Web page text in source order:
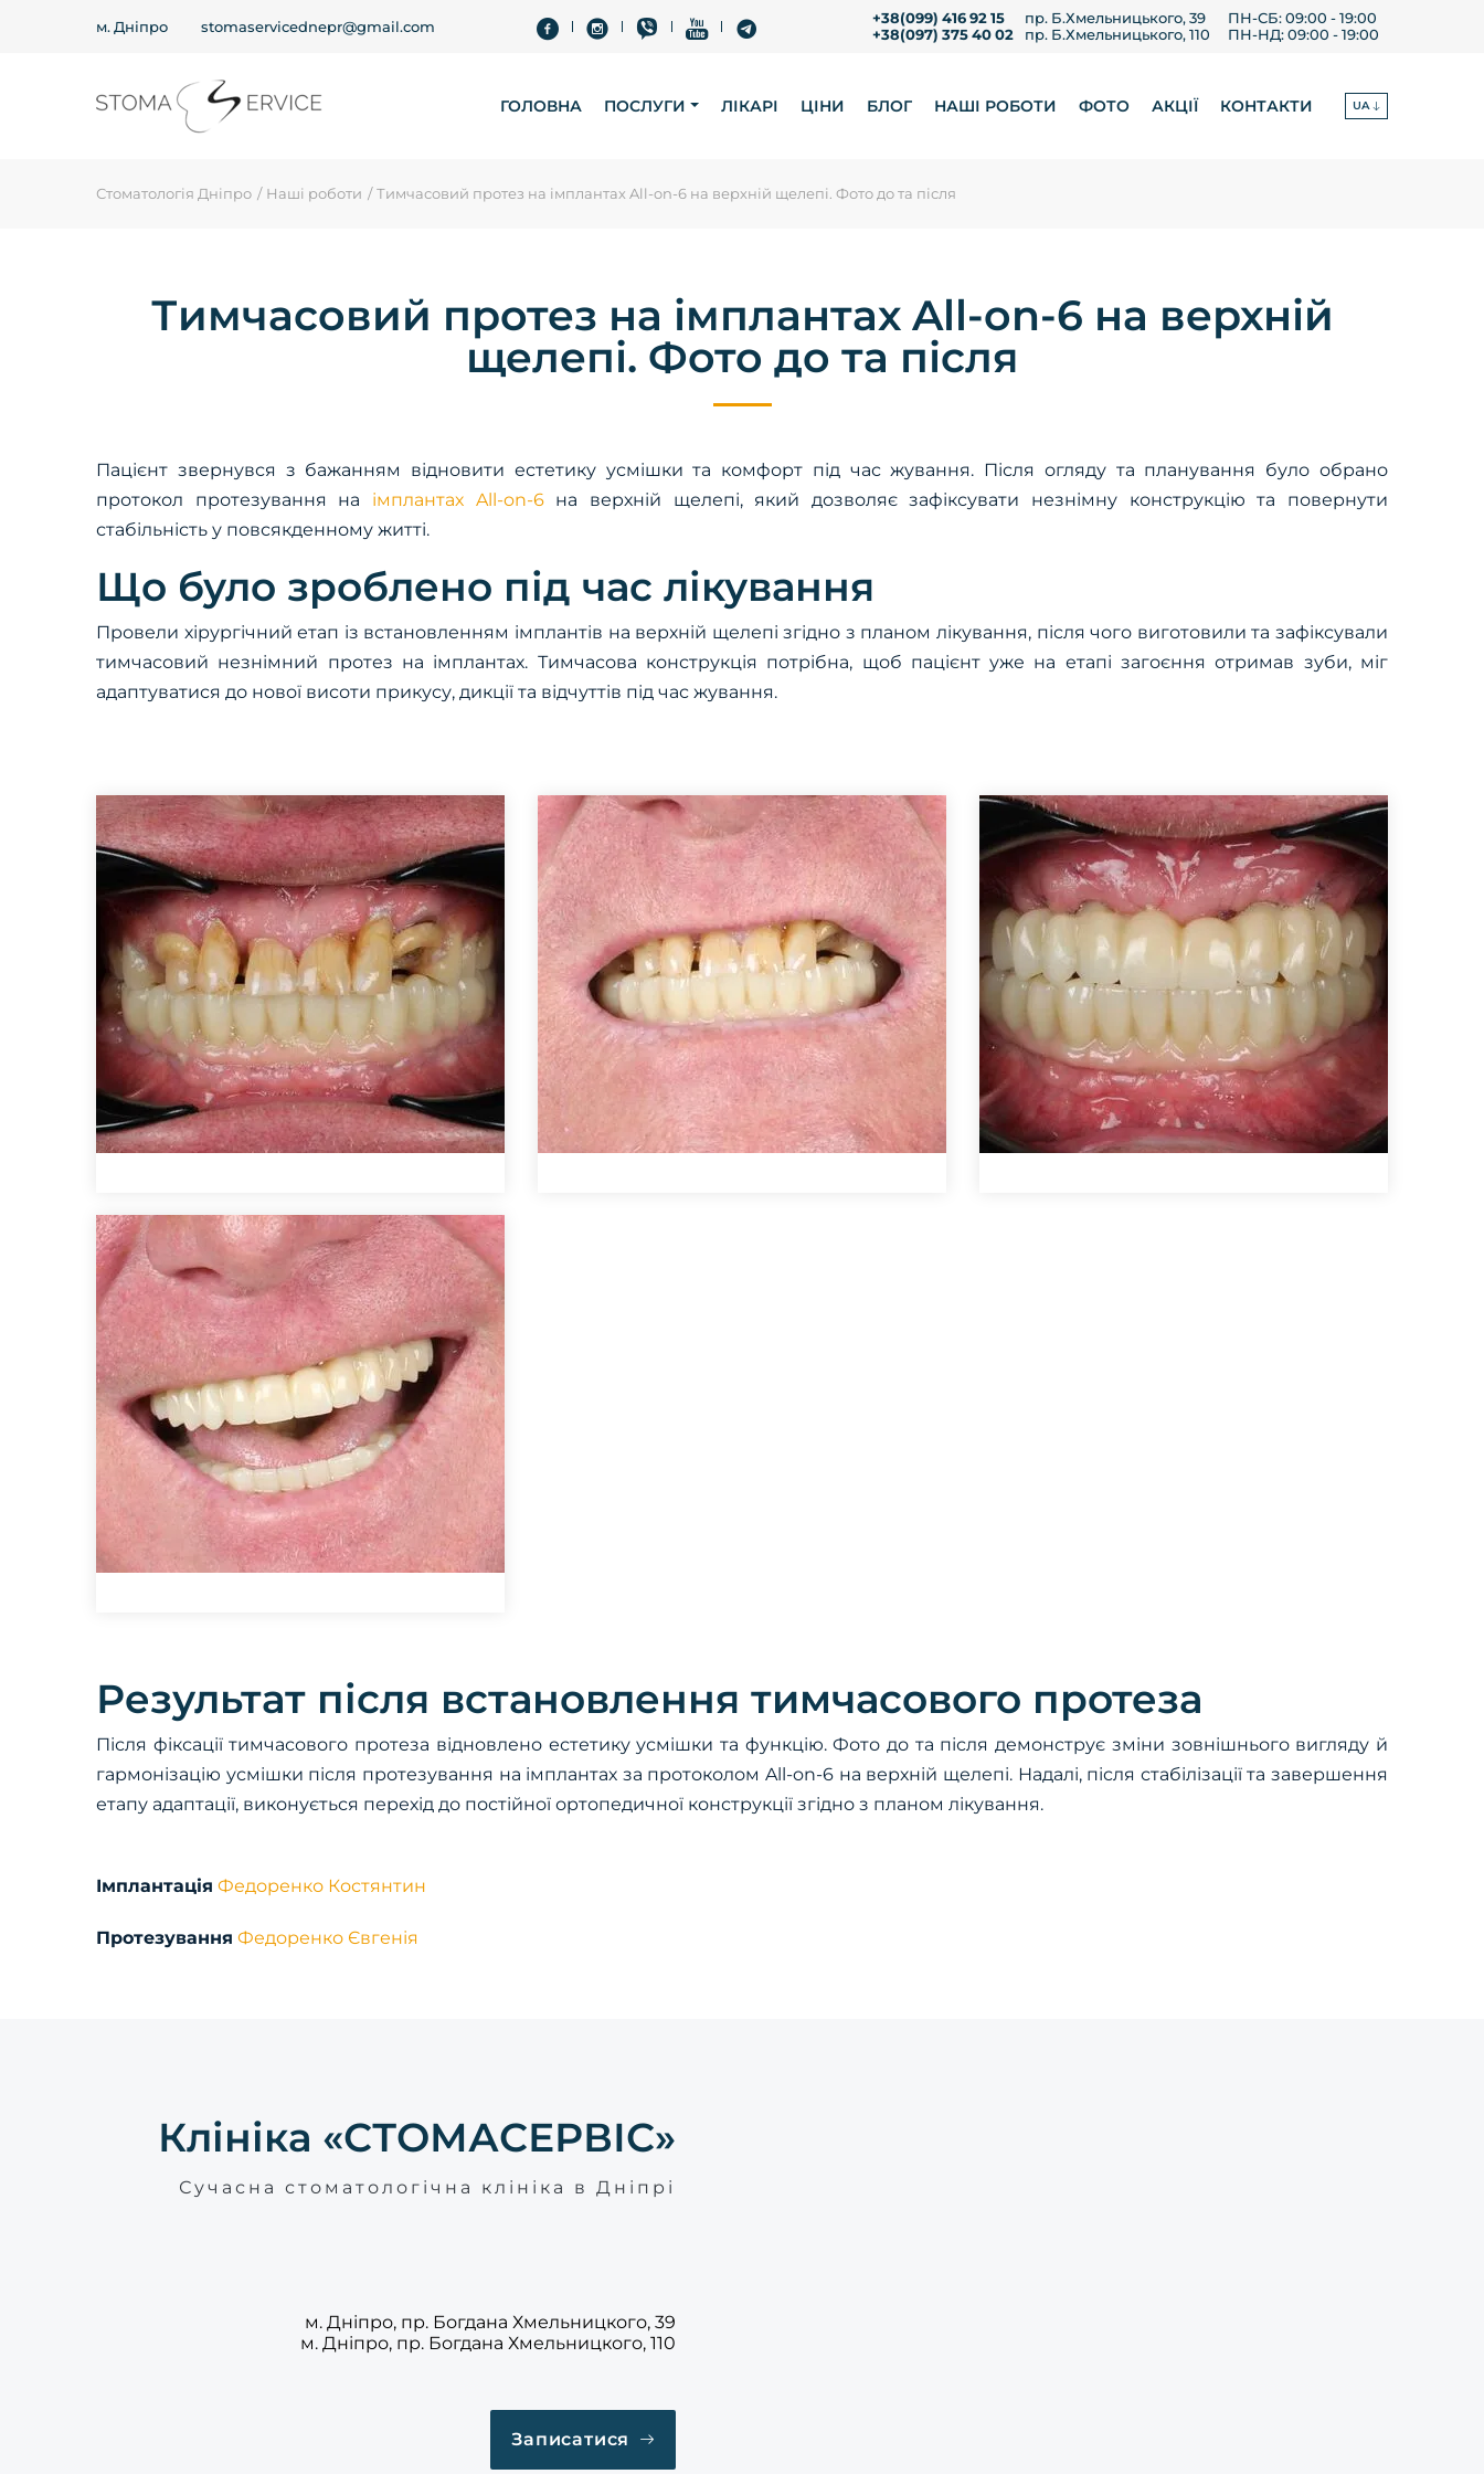
м. Дніпро stomaservicednepr@gmail.com
+38(099) 416 92 15
+38(097) 375 40 02
пр. Б.Хмельницького, 39
пр. Б.Хмельницького, 110
ПН-СБ: 09:00 - 19:00
ПН-НД: 09:00 - 19:00
ГОЛОВНА ПОСЛУГИ ЛІКАРІ ЦІНИ БЛОГ НАШІ РОБОТИ ФОТО АКЦІЇ КОНТАКТИ UA
Стоматологія Дніпро Наші роботи Тимчасовий протез на імплантах All-on-6 на верхній щелепі. Фото до та після
Тимчасовий протез на імплантах All-on-6 на верхній
щелепі. Фото до та після
Пацієнт звернувся з бажанням відновити естетику усмішки та комфорт під час жування. Після огляду та планування було обрано
протокол протезування на імплантах All-on-6на верхній щелепі, який дозволяє зафіксувати незнімну конструкцію та повернути
стабільність у повсякденному житті.
Що було зроблено під час лікування
Провели хірургічний етап із встановленням імплантів на верхній щелепі згідно з планом лікування, після чого виготовили та зафіксували
тимчасовий незнімний протез на імплантах. Тимчасова конструкція потрібна, щоб пацієнт уже на етапі загоєння отримав зуби, міг
адаптуватися до нової висоти прикусу, дикції та відчуттів під час жування.
Результат після встановлення тимчасового протеза
Після фіксації тимчасового протеза відновлено естетику усмішки та функцію. Фото до та після демонструє зміни зовнішнього вигляду й
гармонізацію усмішки після протезування на імплантах за протоколом All-on-6 на верхній щелепі. Надалі, після стабілізації та завершення
етапу адаптації, виконується перехід до постійної ортопедичної конструкції згідно з планом лікування.
Імплантація Федоренко Костянтин
Протезування Федоренко Євгенія
Клініка «СТОМАСЕРВІС»
Сучасна стоматологічна клініка в Дніпрі
м. Дніпро, пр. Богдана Хмельницкого, 39
м. Дніпро, пр. Богдана Хмельницкого, 110
Записатися